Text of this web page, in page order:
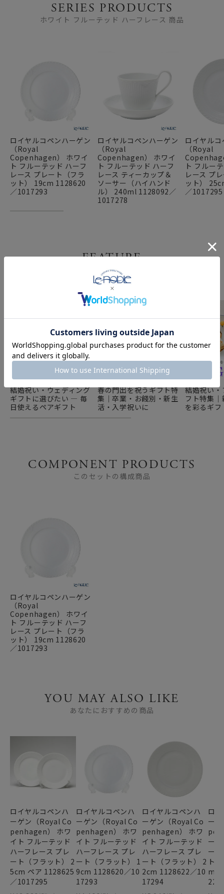
SERIES PRODUCTS
ホワイト フルーテッド ハーフレース 商品
ロイヤルコペンハーゲン
（Royal
Copenhagen） ホワイ
ト フルーテッド ハーフ
レース プレート（フラ
ット） 19cm 1128620
／1017293
ロイヤルコペンハーゲン
（Royal
Copenhagen） ホワイ
ト フルーテッド ハーフ
レース ティーカップ＆
ソーサー（ハイハンド
ル） 240ml 1128092／
1017278
ロイヤル
（Royal
ト フルー
レース プ
ット）
／1017295
FEATURE
特集
結婚祝い・ウェディング
ギフトに選びたい ― 毎
日使えるペアギフト
春の門出を祝うギフト特
集｜卒業・お餞別・新生
活・入学祝いに
結婚祝い・
フト特集
を彩るギフ
COMPONENT PRODUCTS
このセットの構成商品
ロイヤルコペンハーゲン
（Royal
Copenhagen） ホワイ
ト フルーテッド ハーフ
レース プレート（フラ
ット） 19cm 1128620
／1017293
YOU MAY ALSO LIKE
あなたにおすすめの商品
ロイヤルコペンハ
ーゲン（Royal Co
penhagen） ホワ
イト フルーテッド
ハーフレース プレ
ート（フラット） 2
5cm ペア 1128625
／1017295
ロイヤルコペンハ
ーゲン（Royal Co
penhagen） ホワ
イト フルーテッド
ハーフレース プレ
ート（フラット） 1
9cm 1128620／10
17293
ロイヤルコペンハ
ーゲン（Royal Co
penhagen） ホワ
イト フルーテッド
ハーフレース プレ
ート（フラット） 2
2cm 1128622／10
17294
ロ
ー
ー
ー
ト
m
222